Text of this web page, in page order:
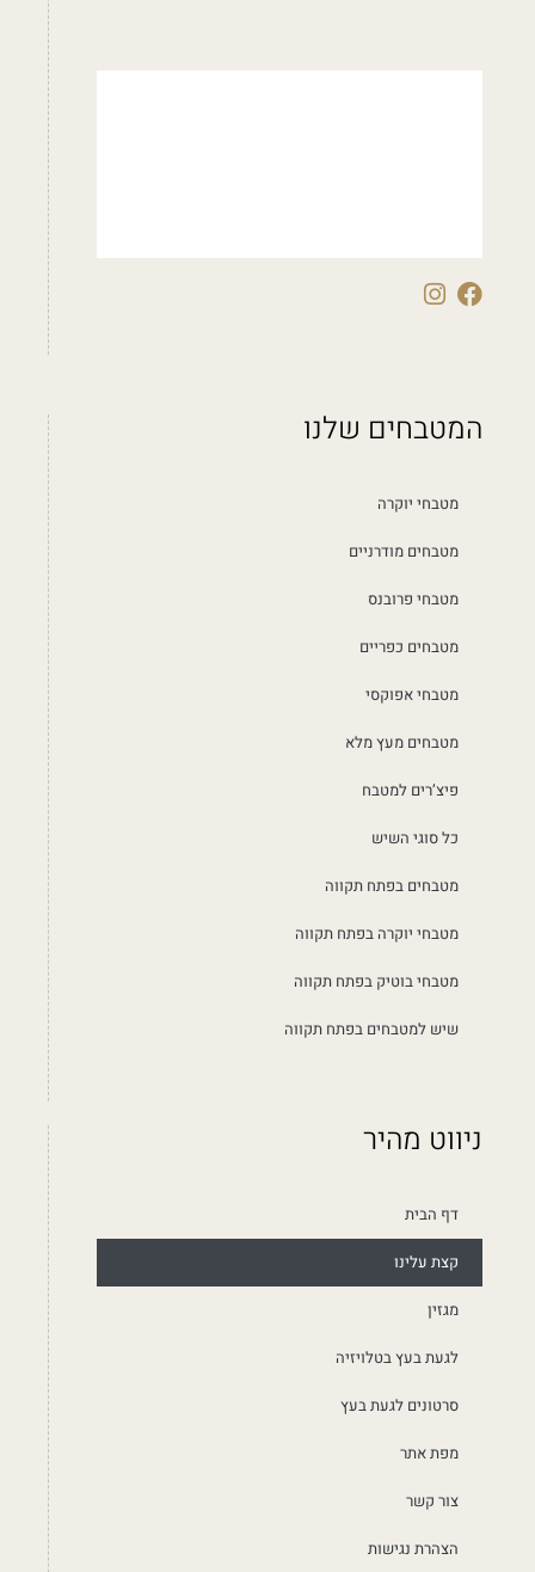
המטבחים שלנו
מטבחי יוקרה
מטבחים מודרניים
מטבחי פרובנס
מטבחים כפריים
מטבחי אפוקסי
מטבחים מעץ מלא
פיצ’רים למטבח
כל סוגי השיש
מטבחים בפתח תקווה
מטבחי יוקרה בפתח תקווה
מטבחי בוטיק בפתח תקווה
שיש למטבחים בפתח תקווה
ניווט מהיר
דף הבית
קצת עלינו
מגזין
לגעת בעץ בטלויזיה
סרטונים לגעת בעץ
מפת אתר
צור קשר
הצהרת נגישות